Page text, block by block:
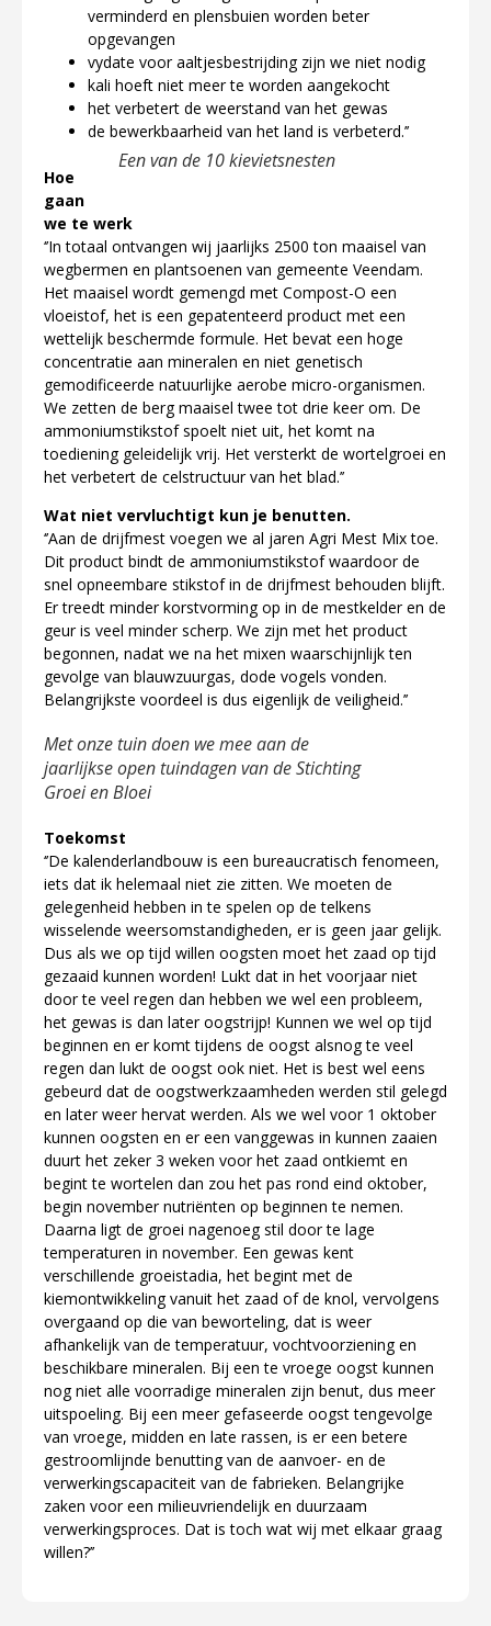
verminderd en plensbuien worden beter
opgevangen
vydate voor aaltjesbestrijding zijn we niet nodig
kali hoeft niet meer te worden aangekocht
het verbetert de weerstand van het gewas
de bewerkbaarheid van het land is verbeterd.’’
Een van de 10 kievietsnesten
Hoe
gaan
we te werk
‘’In totaal ontvangen wij jaarlijks 2500 ton maaisel van
wegbermen en plantsoenen van gemeente Veendam.
Het maaisel wordt gemengd met Compost-O een
vloeistof, het is een gepatenteerd product met een
wettelijk beschermde formule. Het bevat een hoge
concentratie aan mineralen en niet genetisch
gemodificeerde natuurlijke aerobe micro-organismen.
We zetten de berg maaisel twee tot drie keer om. De
ammoniumstikstof spoelt niet uit, het komt na
toediening geleidelijk vrij. Het versterkt de wortelgroei en
het verbetert de celstructuur van het blad.’’
Wat niet vervluchtigt kun je benutten.
‘’Aan de drijfmest voegen we al jaren Agri Mest Mix toe.
Dit product bindt de ammoniumstikstof waardoor de
snel opneembare stikstof in de drijfmest behouden blijft.
Er treedt minder korstvorming op in de mestkelder en de
geur is veel minder scherp. We zijn met het product
begonnen, nadat we na het mixen waarschijnlijk ten
gevolge van blauwzuurgas, dode vogels vonden.
Belangrijkste voordeel is dus eigenlijk de veiligheid.’’
Met onze tuin doen we mee aan de
jaarlijkse open tuindagen van de Stichting
Groei en Bloei
Toekomst
‘’De kalenderlandbouw is een bureaucratisch fenomeen,
iets dat ik helemaal niet zie zitten. We moeten de
gelegenheid hebben in te spelen op de telkens
wisselende weersomstandigheden, er is geen jaar gelijk.
Dus als we op tijd willen oogsten moet het zaad op tijd
gezaaid kunnen worden! Lukt dat in het voorjaar niet
door te veel regen dan hebben we wel een probleem,
het gewas is dan later oogstrijp! Kunnen we wel op tijd
beginnen en er komt tijdens de oogst alsnog te veel
regen dan lukt de oogst ook niet. Het is best wel eens
gebeurd dat de oogstwerkzaamheden werden stil gelegd
en later weer hervat werden. Als we wel voor 1 oktober
kunnen oogsten en er een vanggewas in kunnen zaaien
duurt het zeker 3 weken voor het zaad ontkiemt en
begint te wortelen dan zou het pas rond eind oktober,
begin november nutriënten op beginnen te nemen.
Daarna ligt de groei nagenoeg stil door te lage
temperaturen in november. Een gewas kent
verschillende groeistadia, het begint met de
kiemontwikkeling vanuit het zaad of de knol, vervolgens
overgaand op die van beworteling, dat is weer
afhankelijk van de temperatuur, vochtvoorziening en
beschikbare mineralen. Bij een te vroege oogst kunnen
nog niet alle voorradige mineralen zijn benut, dus meer
uitspoeling. Bij een meer gefaseerde oogst tengevolge
van vroege, midden en late rassen, is er een betere
gestroomlijnde benutting van de aanvoer- en de
verwerkingscapaciteit van de fabrieken. Belangrijke
zaken voor een milieuvriendelijk en duurzaam
verwerkingsproces. Dat is toch wat wij met elkaar graag
willen?’’